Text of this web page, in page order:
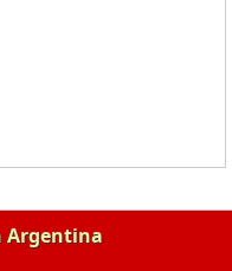
Argentina